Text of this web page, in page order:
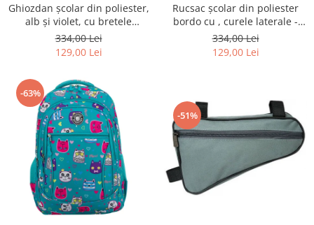
Ghiozdan școlar din poliester,
alb și violet, cu bretele
reglabile - Peterson PTR-PTN
8603-1303 PURPLE
334,00 Lei
129,00 Lei
Rucsac școlar din poliester
bordo cu , curele laterale -
Peterson PTR-PTN 8594-1402
BORDO
334,00 Lei
129,00 Lei
-63%
-51%